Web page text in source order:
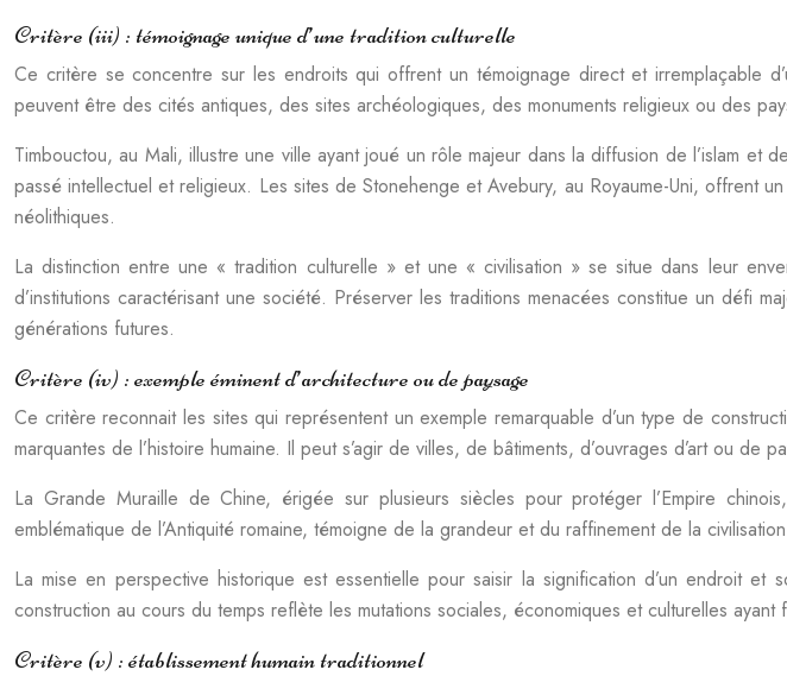
Critère (iii) : témoignage unique d’une tradition culturelle
Ce critère se concentre sur les endroits qui offrent un témoignage direct et irremplaçable
peuvent être des cités antiques, des sites archéologiques, des monuments religieux ou des
Timbouctou, au Mali, illustre une ville ayant joué un rôle majeur dans la diffusion de l’islam
passé intellectuel et religieux. Les sites de Stonehenge et Avebury, au Royaume-Uni, offrent
néolithiques.
La distinction entre une « tradition culturelle » et une « civilisation » se situe dans leur
d’institutions caractérisant une société. Préserver les traditions menacées constitue un défi
générations futures.
Critère (iv) : exemple éminent d’architecture ou de paysage
Ce critère reconnait les sites qui représentent un exemple remarquable d’un type de
marquantes de l’histoire humaine. Il peut s’agir de villes, de bâtiments, d’ouvrages d’art ou de
La Grande Muraille de Chine, érigée sur plusieurs siècles pour protéger l’Empire
emblématique de l’Antiquité romaine, témoigne de la grandeur et du raffinement de la
La mise en perspective historique est essentielle pour saisir la signification d’un endroit
construction au cours du temps reflète les mutations sociales, économiques et culturelles ayant
Critère (v) : établissement humain traditionnel